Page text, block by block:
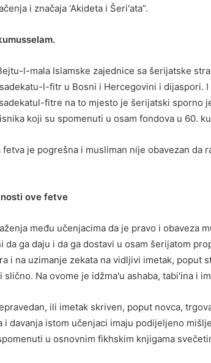
i značaja ‘Akideta i Šeri'ata”.
l-mala Islamske zajednice sa šerijatske
l-fitr u Bosni i Hercegovini i dijaspori.
fitre na to mjesto je šerijatski sporno
koji su spomenuti u osam fondova u 60.
fetva je pogrešna i musliman nije obavezan da
ove fetve
među učenjacima da je pravo i obaveza
da ga daju i da ga dostavi u osam šerijatom
i na uzimanje zekata na vidljivi imetak, poput
slično. Na ovome je idžma'u ashaba, tabi'ina i
ili imetak skriven, poput novca,
i davanja istom učenjaci imaju podijeljeno
u osnovnim fikhskim knjigama